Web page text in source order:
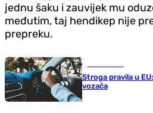
jednu šaku i zauvijek mu
međutim, taj hendikep nije
prepreku.
Stroga pravila u
vozača